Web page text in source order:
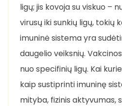
ligų; jis kovoja su viskuo –
virusų iki sunkių ligų, tokių
imuninė sistema yra
daugelio veiksnių.
nuo specifinių ligų. Kai
kaip sustiprinti imuninę
mityba, fizinis aktyvumas,